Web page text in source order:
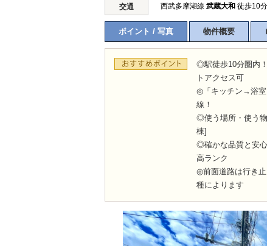
交通 西武多摩湖線 武蔵大和 徒歩10分
ポイント / 写真 物件概要
◎駅徒歩10分圏内
トアクセス可
◎「キッチン→浴室
線！
◎使う場所・使う
棟]
◎確かな品質と安
高ランク
◎前面道路は行き
種によります